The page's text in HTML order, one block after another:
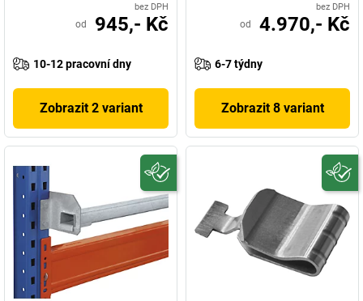
bez DPH
od 945,- Kč
10-12 pracovní dny
Zobrazit 2 variant
bez DPH
od 4.970,- Kč
6-7 týdny
Zobrazit 8 variant